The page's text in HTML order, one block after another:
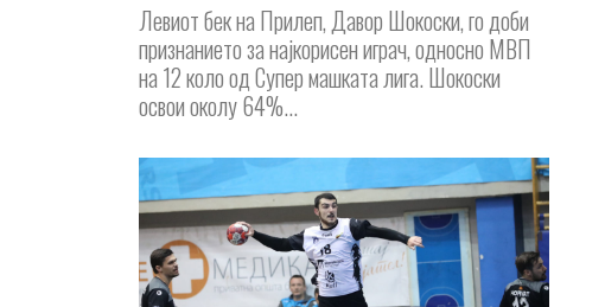
Левиот бек на Прилеп, Давор Шокоски, го доби
признанието за најкорисен играч, односно МВП
на 12 коло од Супер машката лига. Шокоски
освои околу 64%...